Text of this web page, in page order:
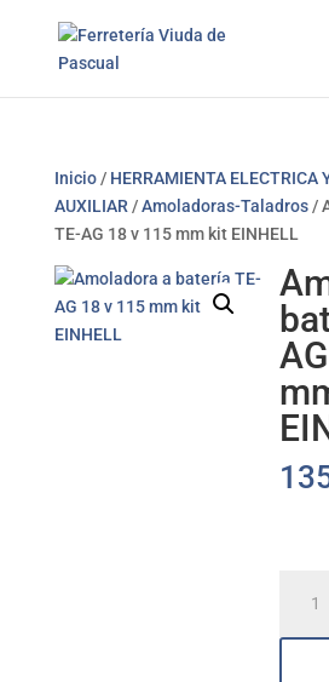
Inicio/ HERRAMIENTA ELECTRICA
AUXILIAR /Amoladoras-Taladros/
TE-AG 18 v 115 mm kit EINHELL